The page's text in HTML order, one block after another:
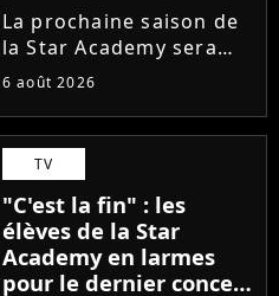
La prochaine saison de
la Star Academy sera
incarnée par une
professeurs après les
départs annoncés de
Michael Goldman, Lucie
Bernardoni et Marlène
Schaff. La...
6 août 2026
TV
"C'est la fin" : les
élèves de la Star
Academy en larmes
pour le dernier concert